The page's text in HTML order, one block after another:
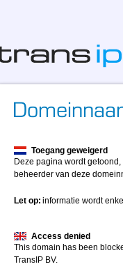
Toegang geweigerd
Deze pagina wordt
beheerder van deze
Let op: informatie wordt
Access denied
This domain has been
TransIP BV.